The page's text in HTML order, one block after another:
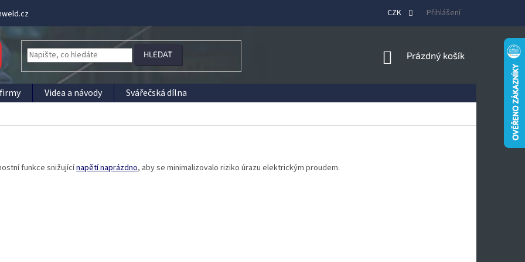
CZK Přihlášení
HLEDAT
NÁKUPNÍ
Prázdný košík
Videa a návody Svářečská dílna
funkce snižujícínapětí naprázdno, aby se minimalizovalo riziko úrazu elektrickým proudem.